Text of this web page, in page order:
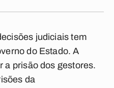
judiciais tem
do Estado. A
a prisão dos gestores.
da